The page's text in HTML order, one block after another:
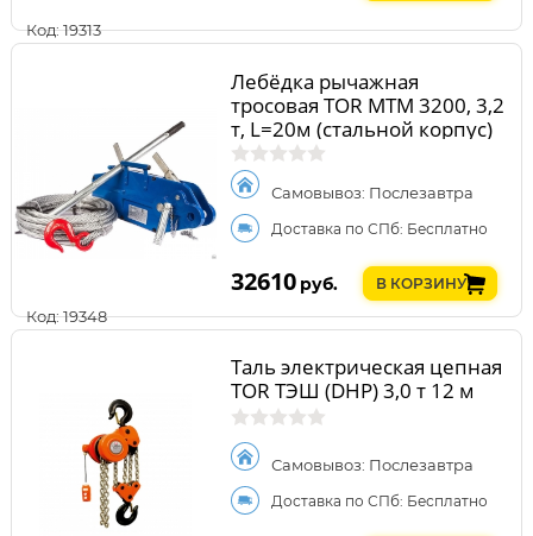
Код: 19313
Код: 19348
Лебёдка рычажная
тросовая TOR МТМ 3200, 3,2
т, L=20м (стальной корпус)
Самовывоз: Послезавтра
Доставка по СПб: Бесплатно
32610 руб. В КОРЗИНУ
Таль электрическая цепная
TOR ТЭШ (DHP) 3,0 т 12 м
Самовывоз: Послезавтра
Доставка по СПб: Бесплатно